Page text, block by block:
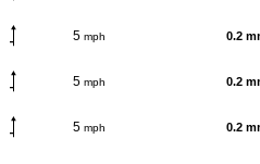
5 mph 0.2
5 mph 0.2
5 mph 0.2